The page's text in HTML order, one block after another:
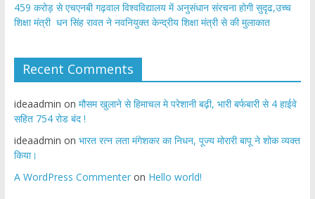
459 करोड़ से एचएनबी गढ़वाल विश्वविद्यालय में अनुसंधान संरचना होगी सुदृढ,उच्च
शिक्षा मंत्री धन सिंह रावत ने नवनियुक्त केन्द्रीय शिक्षा मंत्री से की मुलाकात
Recent Comments
ideaadmin on मौसम खुलाने से हिमाचल मे परेशानी बढ़ी, भारी बर्फबारी से 4 हाईवे
सहित 754 रोड बंद !
ideaadmin on भारत रत्न लता मंगेशकर का निधन, पूज्य मोरारी बापू ने शोक व्यक्त
किया।
A WordPress Commenteron Hello world!